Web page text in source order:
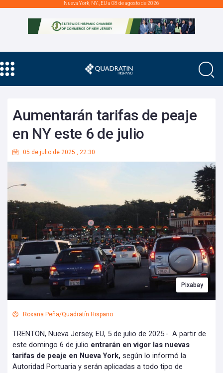
Nueva York, NY., EU a 08 de agosto de 2026
Aumentarán tarifas de peaje
en NY este 6 de julio
05 de julio de 2025 , 22:30
Pixabay
Roxana Peña/Quadratín Hispano
TRENTON, Nueva Jersey, EU, 5 de julio de 2025.- A partir de
este domingo 6 de julio entrarán en vigor las nuevas
tarifas de peaje en Nueva York, según lo informó la
Autoridad Portuaria y serán aplicadas a todo tipo de